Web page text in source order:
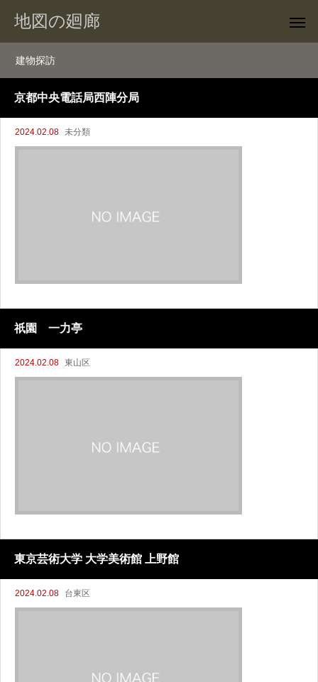
地図の廻廊
建物探訪
京都中央電話局西陣分局
2024.02.08 未分類
祇園 一力亭
2024.02.08 東山区
東京芸術大学 大学美術館 上野館
2024.02.08 台東区